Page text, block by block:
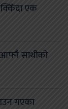
एक
साथीको
गएका